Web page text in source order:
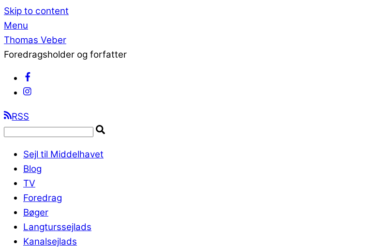
Skip to content
Menu
Thomas Veber
Foredragsholder og forfatter
RSS
Sejl til Middelhavet
Blog
TV
Foredrag
Bøger
Langturssejlads
Kanalsejlads